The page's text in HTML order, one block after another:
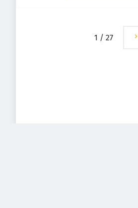
1 / 27